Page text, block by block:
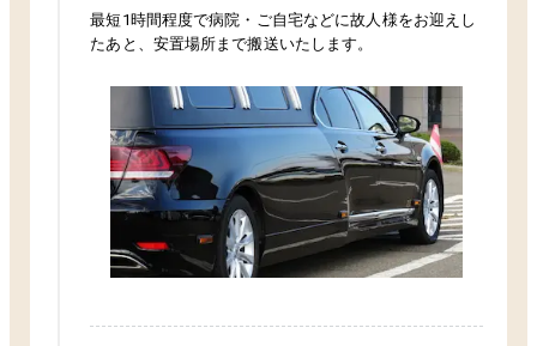
最短1時間程度で病院・ご自宅などに故人様をお迎えし
たあと、安置場所まで搬送いたします。